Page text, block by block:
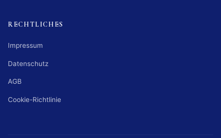
RECHTLICHES
Impressum
Datenschutz
AGB
Cookie-Richtlinie